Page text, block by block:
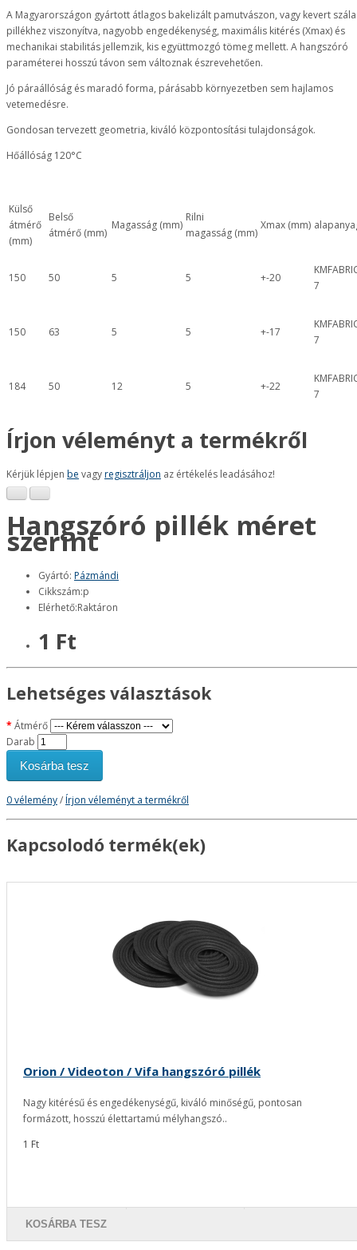
A Magyarországon gyártott átlagos bakelizált pamutvászon, vagy kevert
pillékhez viszonyítva, nagyobb engedékenység, maximális kitérés (Xmax) és
mechanikai stabilitás jellemzik, kis együttmozgó tömeg mellett. A hangszóró
paraméterei hosszú távon sem változnak észrevehetően.
Jó páraállóság és maradó forma, párásabb környezetben sem hajlamos
vetemedésre.
Gondosan tervezett geometria, kiváló központosítási tulajdonságok.
Hőállóság 120°C
Külső
átmérő
(mm)
Belső
átmérő (mm)
Magasság (mm)
Rilni
magasság (mm)
Xmax (mm)
150 50 5 5 +-20
7
150 63 5 5 +-17
7
184 50 12 5 +-22
7
Írjon véleményt a termékről
Kérjük lépjen be vagyregisztráljon az értékelés leadásához!
Hangszóró pillék méret
szerint
Gyártó: Pázmándi
Cikkszám:p
Elérhető:Raktáron
1 Ft
Lehetséges választások
Átmérő
Darab
Kosárba tesz
0 vélemény/Írjon véleményt a termékről
Kapcsolodó termék(ek)
Orion / Videoton / Vifa hangszóró pillék
Nagy kitérésű és engedékenységű, kiváló minőségű, pontosan
formázott, hosszú élettartamú mélyhangszó..
1 Ft
KOSÁRBA TESZ